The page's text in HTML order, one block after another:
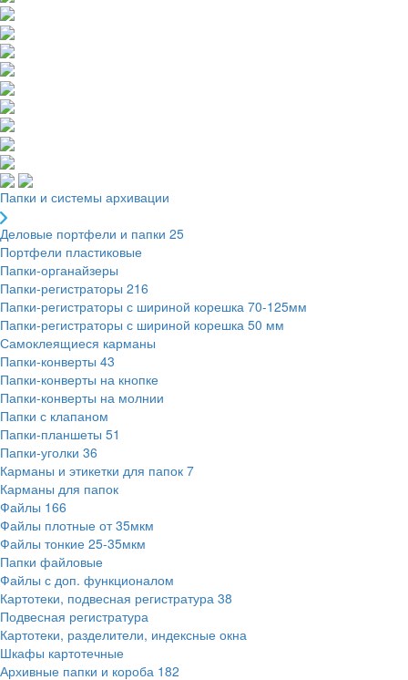
Папки и системы архивации
Деловые портфели и папки 25
Портфели пластиковые
Папки-органайзеры
Папки-регистраторы 216
Папки-регистраторы с шириной корешка 70-125мм
Папки-регистраторы с шириной корешка 50 мм
Самоклеящиеся карманы
Папки-конверты 43
Папки-конверты на кнопке
Папки-конверты на молнии
Папки с клапаном
Папки-планшеты 51
Папки-уголки 36
Карманы и этикетки для папок 7
Карманы для папок
Файлы 166
Файлы плотные от 35мкм
Файлы тонкие 25-35мкм
Папки файловые
Файлы с доп. функционалом
Картотеки, подвесная регистратура 38
Подвесная регистратура
Картотеки, разделители, индексные окна
Шкафы картотечные
Архивные папки и короба 182